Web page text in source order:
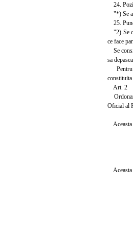
24.
"*) Se
25.
"2) Se
ce face
Se
sa
Pentru
Art. 2
Oficial al
Aceasta
p.
Aceasta